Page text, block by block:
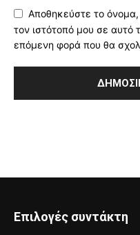
Αποθηκεύστε το όνομα,
τον ιστότοπό μου σε αυτό
επόμενη φορά που θα
Επιλογές συντάκτη